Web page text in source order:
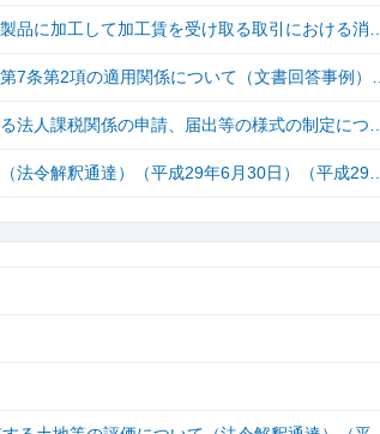
品に加工して加工賃を受け取る取引における消…
7条第2項の適用関係について（文書回答事例）…
法人課税関係の申請、届出等の様式の制定につ…
法令解釈通達）（平成29年6月30日）（平成29…